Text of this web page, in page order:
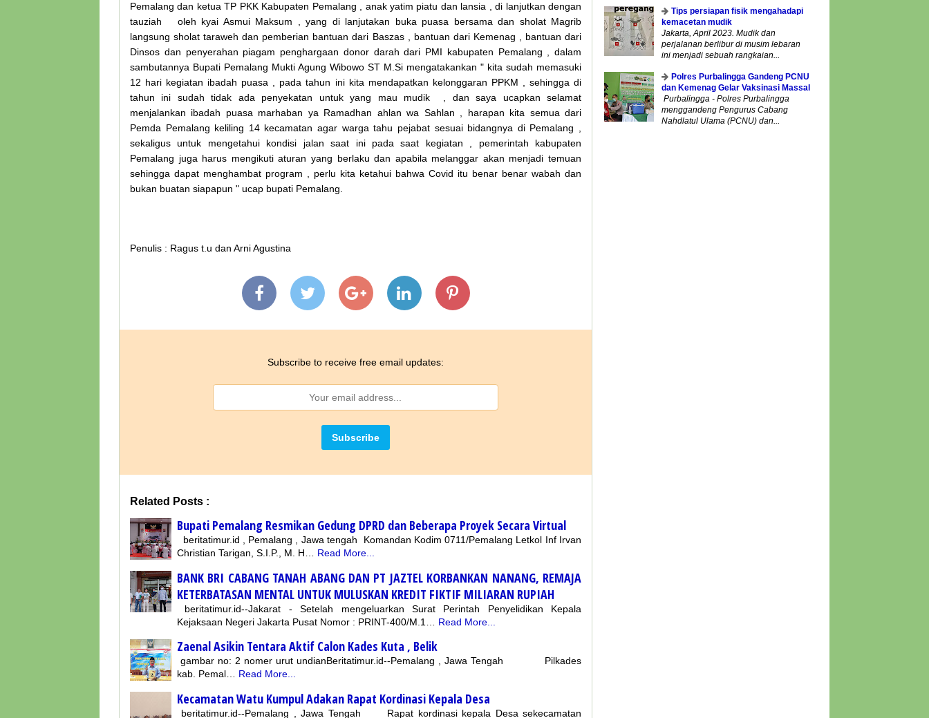
Pemalang dan ketua TP PKK Kabupaten Pemalang , anak yatim piatu dan lansia , di lanjutkan dengan
tauziah oleh kyai Asmui Maksum , yang di lanjutakan buka puasa bersama dan sholat Magrib
langsung sholat taraweh dan pemberian bantuan dari Baszas , bantuan dari Kemenag , bantuan dari
Dinsos dan penyerahan piagam penghargaan donor darah dari PMI kabupaten Pemalang , dalam
sambutannya Bupati Pemalang Mukti Agung Wibowo ST M.Si mengatakankan " kita sudah memasuki
12 hari kegiatan ibadah puasa , pada tahun ini kita mendapatkan kelonggaran PPKM , sehingga di
tahun ini sudah tidak ada penyekatan untuk yang mau mudik , dan saya ucapkan selamat
menjalankan ibadah puasa marhaban ya Ramadhan ahlan wa Sahlan , harapan kita semua dari
Pemda Pemalang keliling 14 kecamatan agar warga tahu pejabat sesuai bidangnya di Pemalang ,
sekaligus untuk mengetahui kondisi jalan saat ini pada saat kegiatan , pemerintah kabupaten
Pemalang juga harus mengikuti aturan yang berlaku dan apabila melanggar akan menjadi temuan
sehingga dapat menghambat program , perlu kita ketahui bahwa Covid itu benar benar wabah dan
bukan buatan siapapun " ucap bupati Pemalang.
Penulis : Ragus t.u dan Arni Agustina
Subscribe to receive free email updates:
Related Posts :
Bupati Pemalang Resmikan Gedung DPRD dan Beberapa Proyek Secara Virtual
beritatimur.id , Pemalang , Jawa tengah Komandan Kodim 0711/Pemalang Letkol Inf Irvan
Christian Tarigan, S.I.P., M. H…
Read More...
BANK BRI CABANG TANAH ABANG DAN PT JAZTEL KORBANKAN NANANG, REMAJA
KETERBATASAN MENTAL UNTUK MULUSKAN KREDIT FIKTIF MILIARAN RUPIAH
beritatimur.id--Jakarat - Setelah mengeluarkan Surat Perintah Penyelidikan Kepala
Kejaksaan Negeri Jakarta Pusat Nomor : PRINT-400/M.1…
Read More...
Zaenal Asikin Tentara Aktif Calon Kades Kuta , Belik
gambar no: 2 nomer urut undianBeritatimur.id--Pemalang , Jawa Tengah Pilkades
kab. Pemal…
Read More...
Kecamatan Watu Kumpul Adakan Rapat Kordinasi Kepala Desa
beritatimur.id--Pemalang , Jawa Tengah Rapat kordinasi kepala Desa sekecamatan
Tips persiapan fisik mengahadapi
kemacetan mudik
Jakarta, April 2023. Mudik dan
perjalanan berlibur di musim lebaran
ini menjadi sebuah rangkaian...
Polres Purbalingga Gandeng PCNU
dan Kemenag Gelar Vaksinasi Massal
Purbalingga - Polres Purbalingga
menggandeng Pengurus Cabang
Nahdlatul Ulama (PCNU) dan...